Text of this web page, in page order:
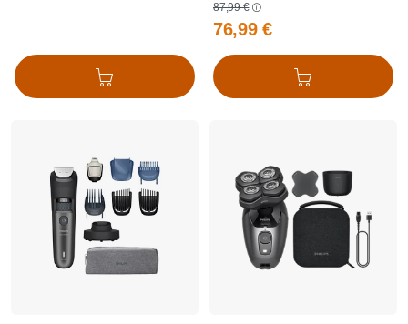
Adicionar ao cesto
87,99 €
76,99 €
Adicionar ao cesto